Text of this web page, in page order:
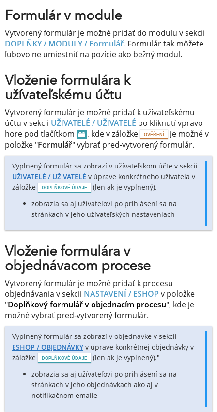
Formulár v module
Vytvorený formulár je možné pridať do modulu v sekcii
DOPLŇKY / MODULY / Formulář. Formulár tak môžete
ľubovolne umiestniť na pozície ako bežný modul.
Vloženie formulára k
užívateľskému účtu
Vytvorený formulár je možné pridať k užívateľskému
účtu v sekcii UŽIVATELÉ / UŽIVATELÉ po kliknutí vpravo
hore pod tlačítkom
, kde v záložke OVĚŘENÍ
je možné v
položke "Formulář" vybrať pred-vytvorený formulár.
Vyplnený formulár sa zobrazí v užívateľskom účte v sekcii
UŽIVATELÉ / UŽIVATELÉ v úprave konkrétneho užívateľa v
záložke
DOPLŇKOVÉ ÚDAJE
(len ak je vyplnený).
zobrazia sa aj užívateľovi po prihlásení sa na
stránkach v jeho užívateľských nastaveniach
Vloženie formulára v
objednávacom procese
Vytvorený formulár je možné pridať k procesu
objednávania v sekcii NASTAVENÍ / ESHOP v položke
"Doplňkový formulář v objednacím procesu", kde je
možné vybrať pred-vytvorený formulár.
Vyplnený formulár sa zobrazí v objednávke v sekcii
ESHOP / OBJEDNÁVKY v úprave konkrétnej objednávky v
záložke
DOPLŇKOVÉ ÚDAJE
(len ak je vyplnený)."
zobrazia sa aj užívateľovi po prihlásení sa na
stránkach v jeho objednávkach ako aj v
notifikačnom emaile